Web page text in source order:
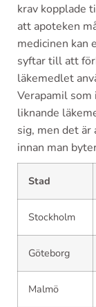
krav kopplade
att apoteken
medicinen kan
syftar till att
läkemedlet
Verapamil
liknande
sig, men det är
innan man
Stad
Stockholm
Göteborg
Malmö